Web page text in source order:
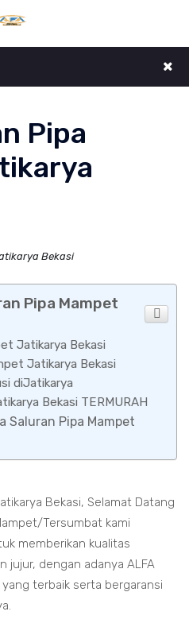
Pipa
Bekasi
Pipa Mampet
Jatikarya Bekasi
Jatikarya Bekasi
diJatikarya
Bekasi TERMURAH
Saluran Pipa Mampet
Bekasi, Selamat Datang
Tersumbat kami
memberikan kualitas
jujur, dengan adanya ALFA
terbaik serta bergaransi